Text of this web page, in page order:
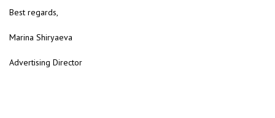
Best regards,
Marina Shiryaeva
Advertising Director